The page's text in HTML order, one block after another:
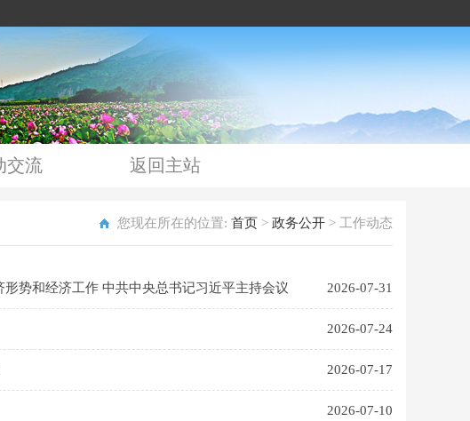
交流 返回主站
您现在所在的位置: 首页 > 政务公开 > 工作动态
2026-07-31
势和经济工作 中共中央总书记习近平主持会议
2026-07-24
2026-07-17
2026-07-10